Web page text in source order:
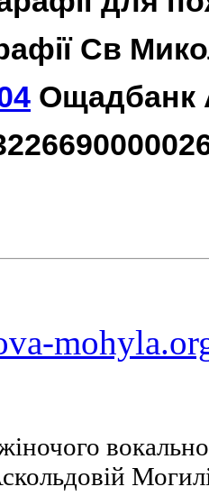
Св
Ощадбанк